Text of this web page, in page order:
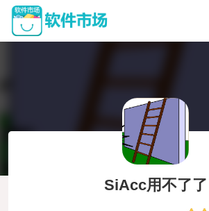
SiAcc用不了了